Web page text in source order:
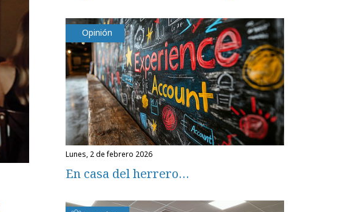
Opinión
lunes, 2 de febrero 2026
En casa del herrero…